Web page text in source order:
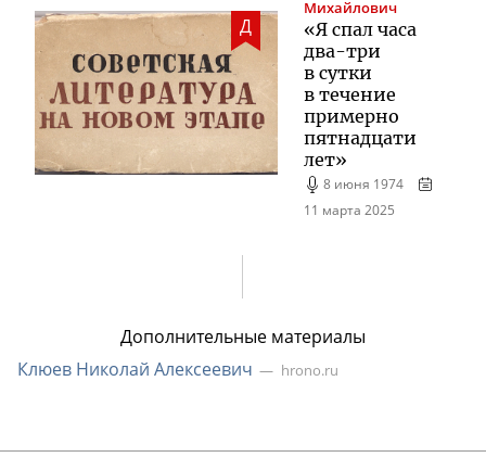
Д
Михайлович
«Я спал часа
два-три
в сутки
в течение
примерно
пятнадцати
лет»
8 июня 1974
11 марта 2025
Дополнительные материалы
Клюев Николай Алексеевич
hrono.ru